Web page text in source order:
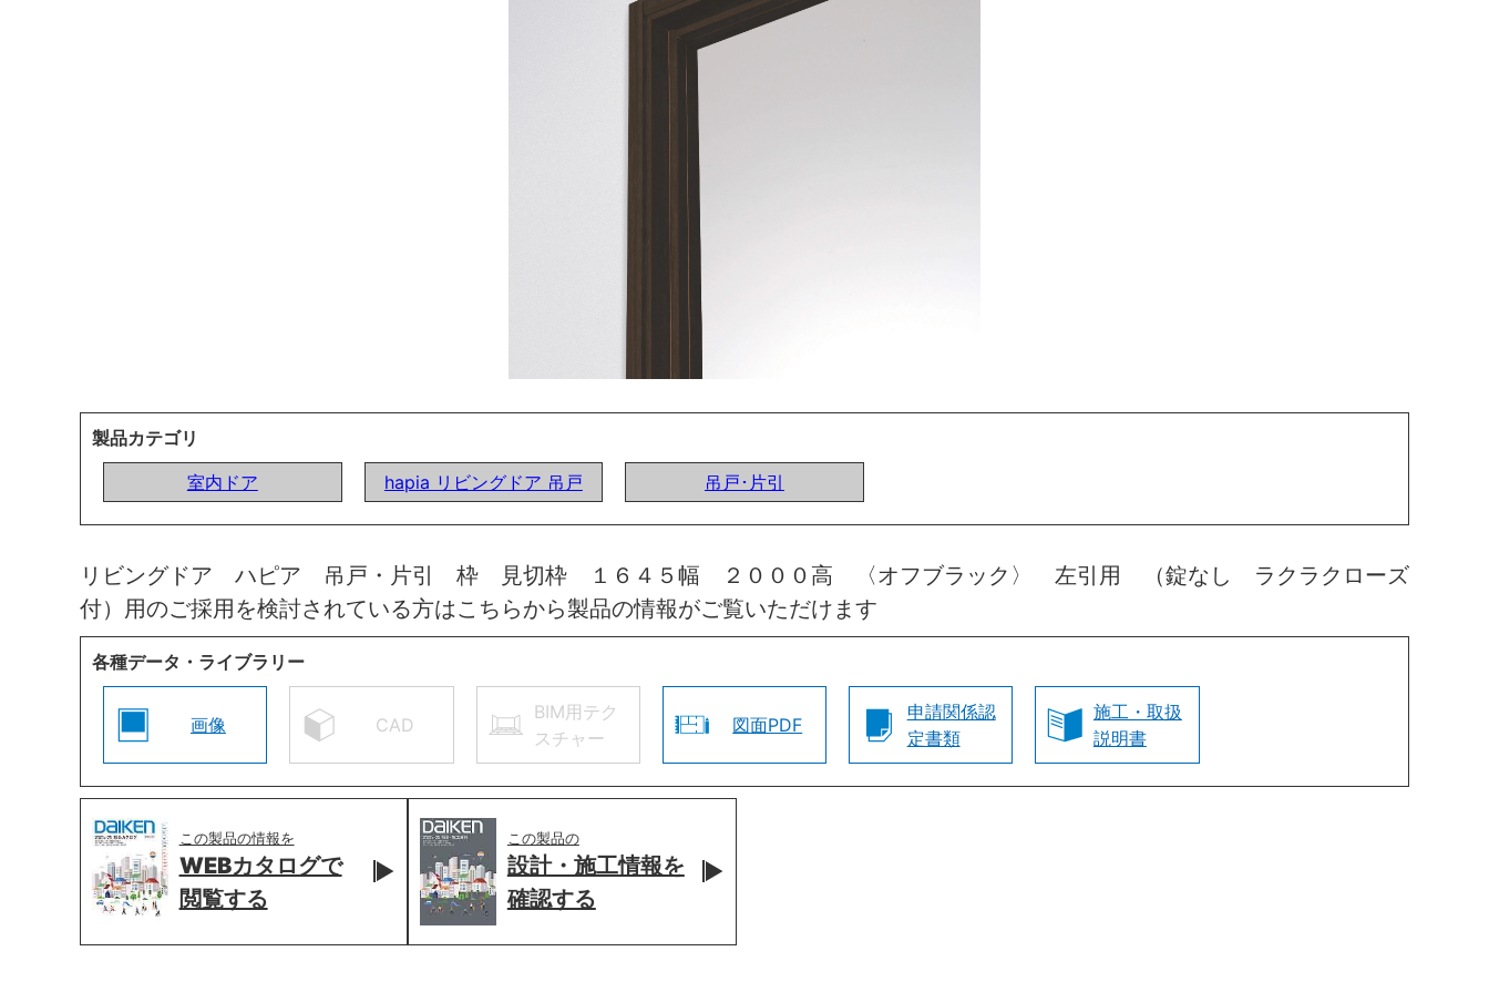
製品カテゴリ
室内ドア
hapia リビングドア 吊戸 吊戸･片引
リビングドア ハピア 吊戸・片引 枠 見切枠 １６４５幅 ２０００高 〈オフブラック〉 左引用 （錠なし ラクラクローズ
付）用のご採用を検討されている方はこちらから製品の情報がご覧いただけます
各種データ・ライブラリー
画像 CAD
BIM用テク
スチャー
図面PDF
申請関係認
定書類
施工・取扱
説明書
この製品の情報を
WEBカタログで
閲覧する
この製品の
設計・施工情報を
確認する